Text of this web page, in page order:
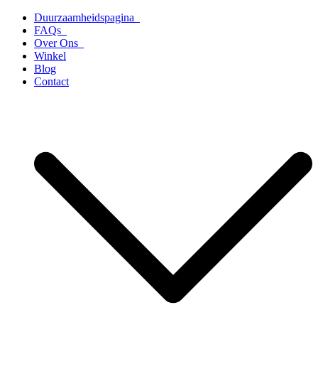
naar
inhoud
Duurzaamheidspagina
FAQs
Over Ons
Winkel
Blog
Contact